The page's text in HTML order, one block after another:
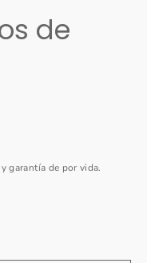
de
garantía de por vida.